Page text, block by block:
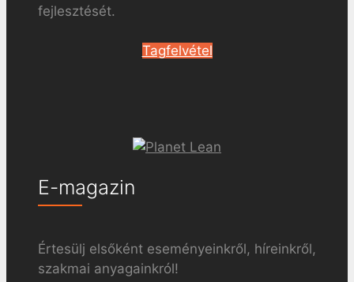
fejlesztését.
Tagfelvétel
E-magazin
Értesülj elsőként eseményeinkről, híreinkről,
szakmai anyagainkról!